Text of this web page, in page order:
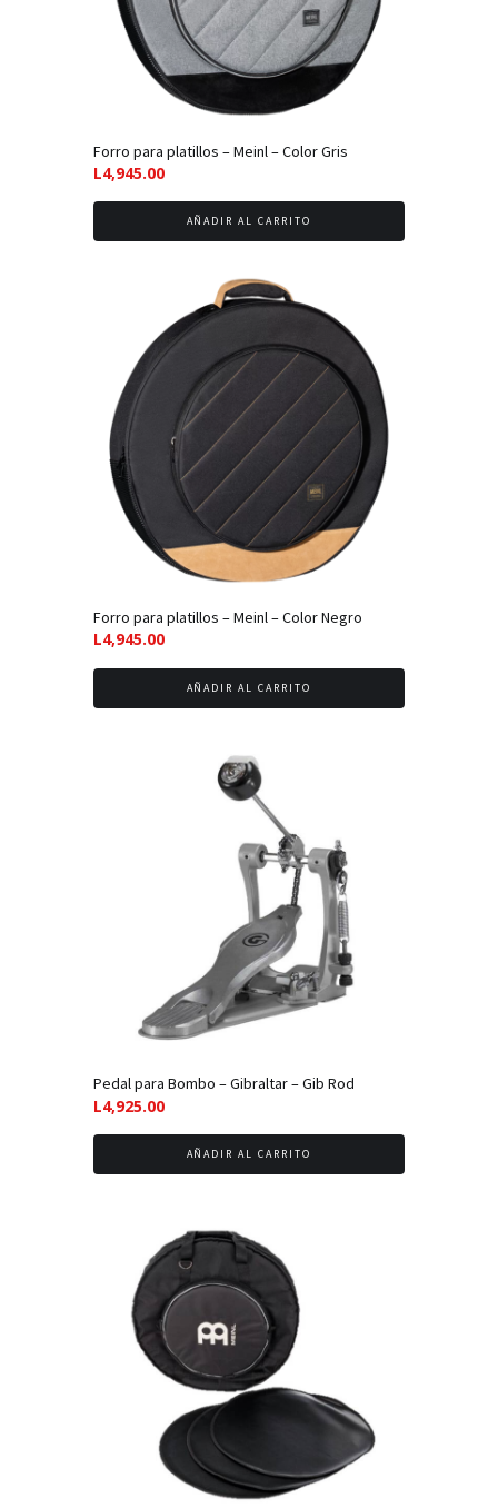
Forro para platillos – Meinl – Color Gris
L4,945.00
AÑADIR AL CARRITO
Forro para platillos – Meinl – Color Negro
L4,945.00
AÑADIR AL CARRITO
Pedal para Bombo – Gibraltar – Gib Rod
L4,925.00
AÑADIR AL CARRITO